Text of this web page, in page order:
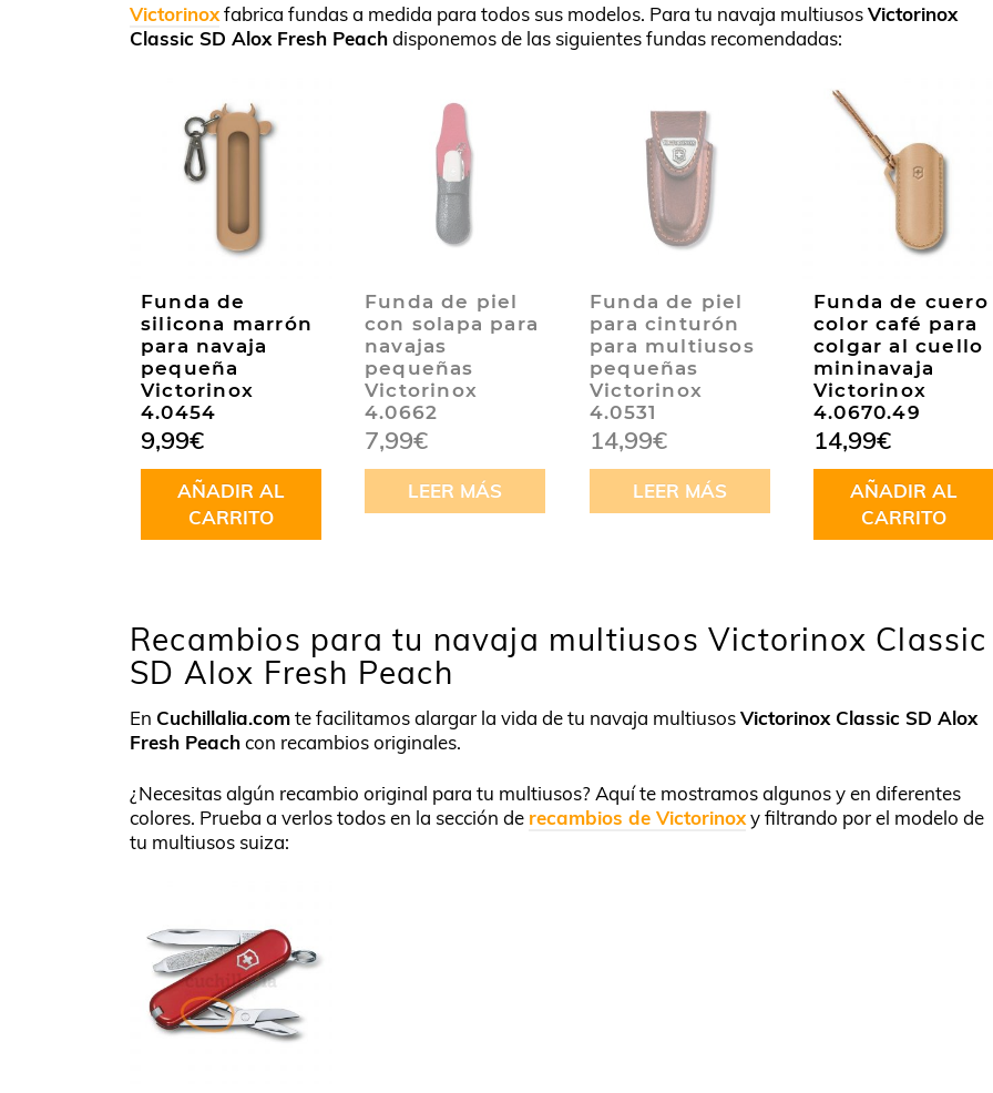
Victorinoxfabrica fundas a medida para todos sus modelos. Para tu navaja multiusosVictorinox
Classic SD Alox Fresh Peachdisponemos de las siguientes fundas recomendadas:
Funda de
silicona marrón
para navaja
pequeña
Victorinox
4.0454
9,99€
AÑADIR AL
CARRITO
Funda de piel
con solapa para
navajas
pequeñas
Victorinox
4.0662
7,99€
LEER MÁS
Funda de piel
para cinturón
para multiusos
pequeñas
Victorinox
4.0531
14,99€
LEER MÁS
Funda de cuero
color café para
colgar al cuello
mininavaja
Victorinox
4.0670.49
14,99€
AÑADIR AL
CARRITO
Recambios para tu navaja multiusos Victorinox Classic
SD Alox Fresh Peach
En Cuchillalia.comte facilitamos alargar la vida de tu navaja multiusosVictorinox Classic SD Alox
Fresh Peachcon recambios originales.
¿Necesitas algún recambio original para tu multiusos? Aquí te mostramos algunos y en diferentes
colores. Prueba a verlos todos en la sección de recambios de Victorinoxy filtrando por el modelo de
tu multiusos suiza: